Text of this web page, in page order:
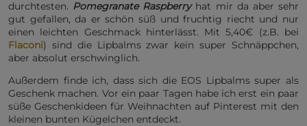
durchtesten. Pomegranate Raspberryhat mir da aber sehr
gut gefallen, da er schön süß und fruchtig riecht und nur
einen leichten Geschmack hinterlässt. Mit 5,40€ (z.B. bei
Flaconi) sind die Lipbalms zwar kein super Schnäppchen,
aber absolut erschwinglich.
Außerdem finde ich, dass sich die EOS Lipbalms super als
Geschenk machen. Vor ein paar Tagen habe ich erst ein paar
süße Geschenkideen für Weihnachten auf Pinterest mit den
kleinen bunten Kügelchen entdeckt.